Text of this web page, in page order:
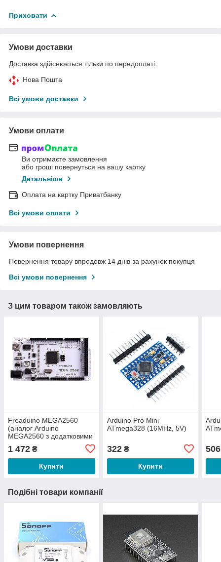
Приховати
Умови доставки
Доставка здійснюється тільки по передоплаті.
Нова Пошта
Всі умови доставки
Умови оплати
Ви отримаєте замовлення
або гроші повернуться на вашу картку
Детальніше
Оплата на картку Приватбанку
Всі умови оплати
Умови повернення
Повернення товару впродовж 14 днів за рахунок покупця
Всі умови повернення
З цим товаром також замовляють
Freaduino MEGA2560
(аналог Arduino
MEGA2560 з додатковими
1 472 ₴
Купити
Arduino Pro Mini
ATmega328 (16MHz, 5V)
322₴
Купити
506
Подібні товари компанії